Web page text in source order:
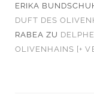
ERIKA
DUFT DES
RABEA ZU
OLIVENHAINS [+